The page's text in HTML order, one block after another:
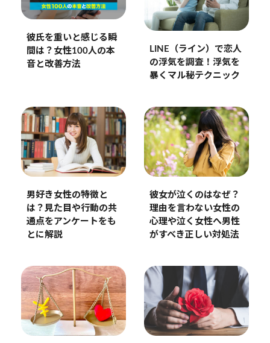
彼氏を重いと感じる瞬
間は？女性100人の本
音と改善方法
LINE（ライン）で恋人
の浮気を調査！浮気を
暴くマル秘テクニック
男好き女性の特徴と
は？見た目や行動の共
通点をアンケートをも
とに解説
彼女が泣くのはなぜ？
理由を言わない女性の
心理や泣く女性へ男性
がすべき正しい対処法